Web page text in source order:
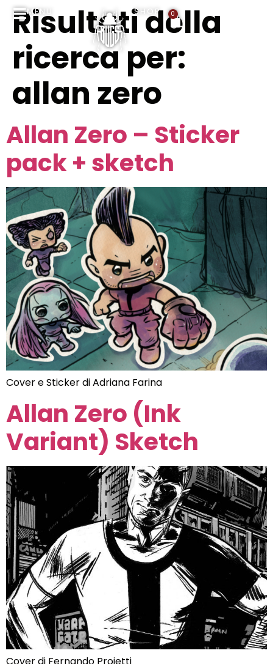
MENU SHOP 0
Risultati della
ricerca per:
allan zero
Allan Zero – Sticker
pack + sketch
Cover e Sticker di Adriana Farina
Allan Zero (Ink
Variant) Sketch